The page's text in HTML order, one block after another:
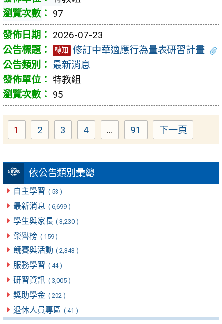
依公告類別彙總
自主學習 ( 53 )
最新消息 ( 6,699 )
學生與家長 ( 3,230 )
榮譽榜 ( 159 )
競賽與活動 ( 2,343 )
服務學習 ( 44 )
研習資訊 ( 3,005 )
獎助學金 ( 202 )
退休人員專區 ( 41 )
97
2026-07-23
轉知
修訂中華適應行為量表研習計畫
最新消息
特教組
95
Page
1 Page
2 Page
3 Page
4 ... Page
91 下一頁